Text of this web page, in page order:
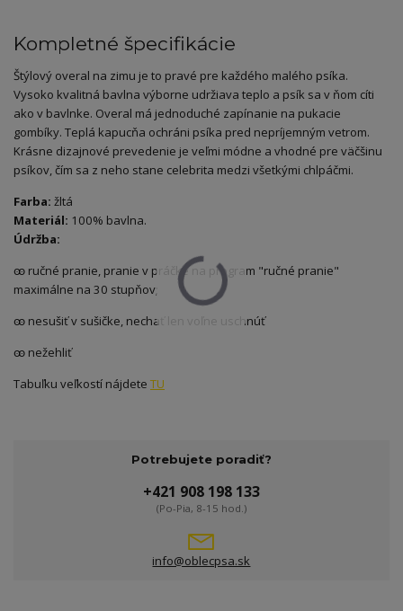
Kompletné špecifikácie
Štýlový overal na zimu je to pravé pre každého malého psíka.
Vysoko kvalitná bavlna výborne udržiava teplo a psík sa v ňom cíti
ako v bavlnke. Overal má jednoduché zapínanie na pukacie
gombíky. Teplá kapucňa ochráni psíka pred nepríjemným vetrom.
Krásne dizajnové prevedenie je veľmi módne a vhodné pre väčšinu
psíkov, čím sa z neho stane celebrita medzi všetkými chlpáčmi.
Farba: žltá
Materiál: 100% bavlna.
Údržba:
ꙭ ručné pranie, pranie v práčke na program "ručné pranie"
maximálne na 30 stupňov;
ꙭ nesušiť v sušičke, nechať len voľne uschnúť
ꙭ nežehliť
Tabuľku veľkostí nájdete TU
Potrebujete poradiť?
+421 908 198 133
(Po-Pia, 8-15 hod.)
info@oblecpsa.sk